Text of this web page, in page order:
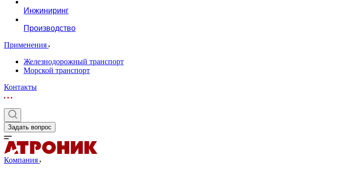
Инжиниринг
Производство
Применения
Железнодорожный транспорт
Морской транспорт
Контакты
Задать вопрос
Компания